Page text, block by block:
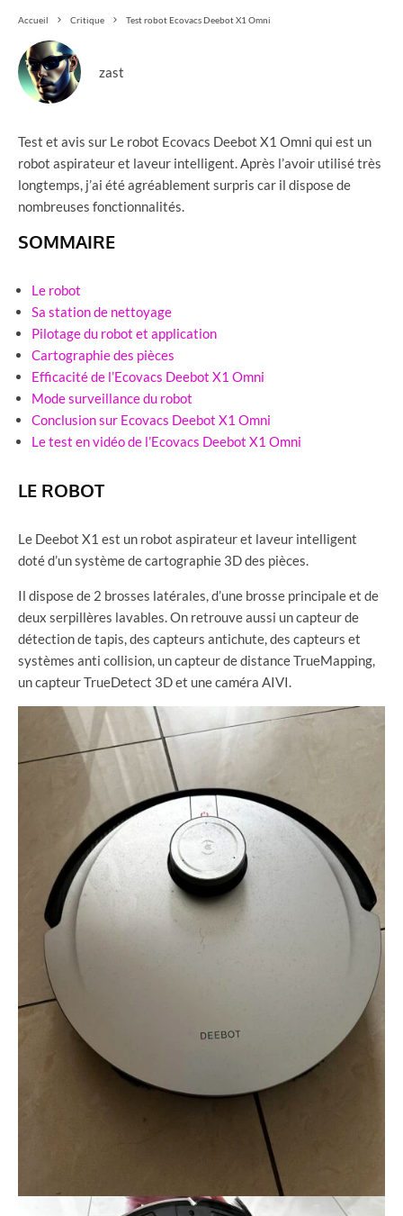
Accueil Critique Test robot Ecovacs Deebot X1 Omni
zast
Test et avis sur Le robot Ecovacs Deebot X1 Omni qui est un
robot aspirateur et laveur intelligent. Après l’avoir utilisé très
longtemps, j’ai été agréablement surpris car il dispose de
nombreuses fonctionnalités.
SOMMAIRE
Le robot
Sa station de nettoyage
Pilotage du robot et application
Cartographie des pièces
Efficacité de l’Ecovacs Deebot X1 Omni
Mode surveillance du robot
Conclusion sur Ecovacs Deebot X1 Omni
Le test en vidéo de l’Ecovacs Deebot X1 Omni
LE ROBOT
Le Deebot X1 est un robot aspirateur et laveur intelligent
doté d’un système de cartographie 3D des pièces.
Il dispose de 2 brosses latérales, d’une brosse principale et de
deux serpillères lavables. On retrouve aussi un capteur de
détection de tapis, des capteurs antichute, des capteurs et
systèmes anti collision, un capteur de distance TrueMapping,
un capteur TrueDetect 3D et une caméra AIVI.